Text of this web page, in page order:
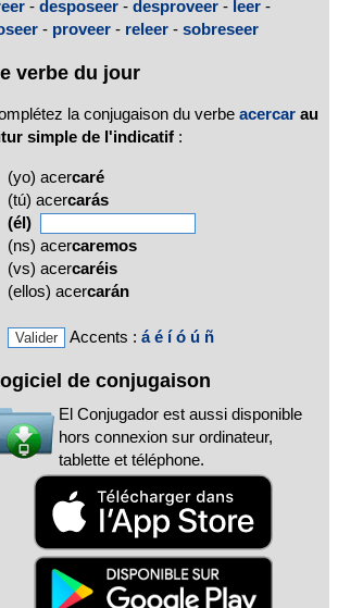
- desposeer - desproveer - leer -
- proveer - releer - sobreseer
verbe du jour
la conjugaison du verbe acercar au
simple de l'indicatif :
(yo) acercaré
(tú) acercarás
(él)
(ns) acercaremos
(vs) acercaréis
(ellos) acercarán
Accents : á é í ó ú ñ
de conjugaison
El Conjugador est aussi disponible
hors connexion sur ordinateur,
tablette et téléphone.